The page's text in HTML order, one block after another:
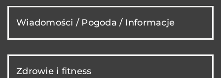
Wiadomości / Pogoda / Informacje
Zdrowie i fitness